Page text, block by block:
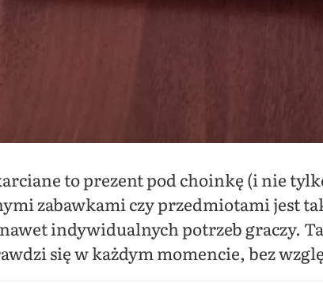
to prezent pod choinkę (i nie
zabawkami czy przedmiotami jest
indywidualnych potrzeb graczy.
się w każdym momencie, bez